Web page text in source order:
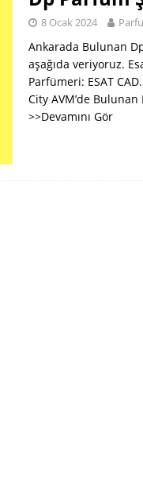
KODLARI
Temmuz 2025 ] Dp Parfüm
8 Ocak 2024
Ankarada Bulunan
aşağıda veriyoruz.
Parfümeri: ESAT
City AVM’de Bulunan
>>Devamını Gör